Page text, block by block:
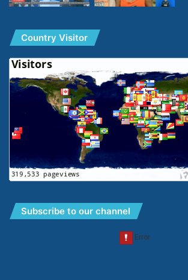
Country Visitor
Subscribe to our channel